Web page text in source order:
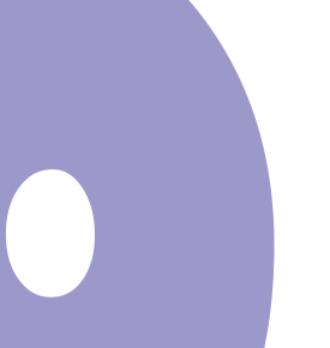
S283
Painel
Adesivo